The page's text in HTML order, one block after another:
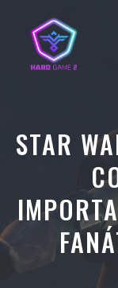
contenido
STAR